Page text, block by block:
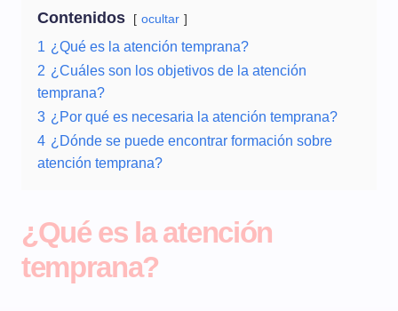
Contenidos ocultar
1 ¿Qué es la atención temprana?
2 ¿Cuáles son los objetivos de la atención
temprana?
3 ¿Por qué es necesaria la atención temprana?
4 ¿Dónde se puede encontrar formación sobre
atención temprana?
¿Qué es la atención
temprana?